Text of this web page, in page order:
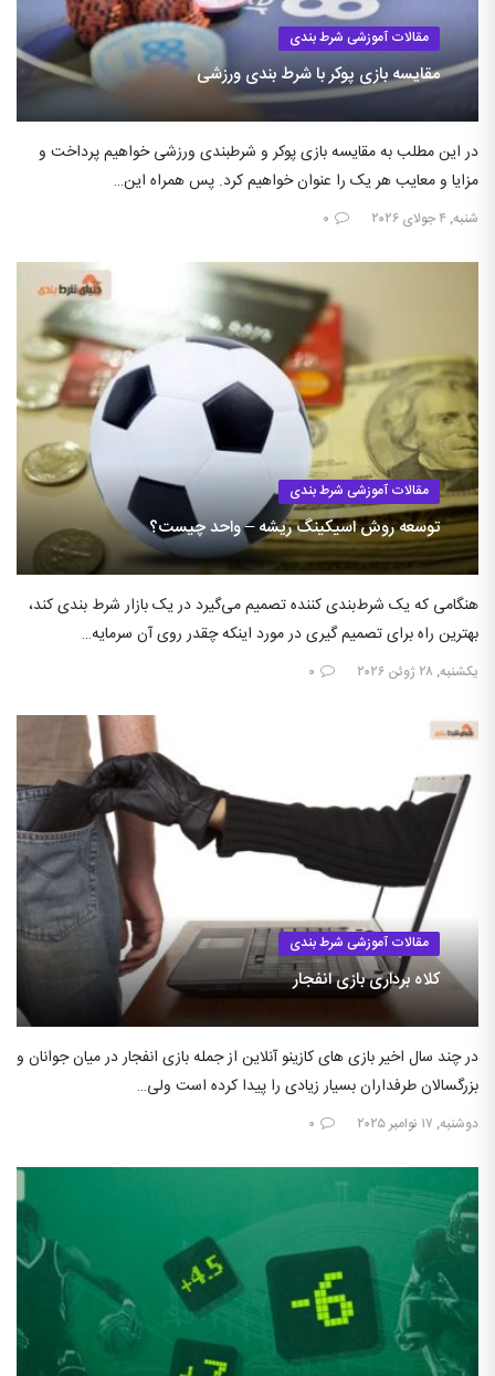
مقالات آموزشی شرط بندی
مقایسه بازی پوکر با شرط بندی ورزشی
در این مطلب به مقایسه بازی پوکر و شرطبندی ورزشی خواهیم پرداخت و
مزایا و معایب هر یک را عنوان خواهیم کرد. پس همراه این…
شنبه, ۴ جولای ۲۰۲۶ ۰
مقالات آموزشی شرط بندی
توسعه روش اسیکینگ ریشه – واحد چیست؟
هنگامی که یک شرط‌بندی کننده تصمیم می‌گیرد در یک بازار شرط بندی کند،
بهترین راه برای تصمیم گیری در مورد اینکه چقدر روی آن سرمایه…
یکشنبه, ۲۸ ژوئن ۲۰۲۶ ۰
مقالات آموزشی شرط بندی
کلاه برداری بازی انفجار
در چند سال اخیر بازی های کازینو آنلاین از جمله بازی انفجار در میان جوانان و
بزرگسالان طرفداران بسیار زیادی را پیدا کرده است ولی…
دوشنبه, ۱۷ نوامبر ۲۰۲۵ ۰